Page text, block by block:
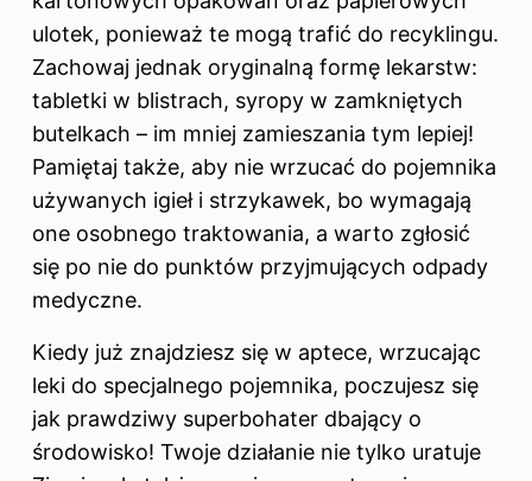
ulotek, ponieważ te mogą trafić do recyklingu.
Zachowaj jednak oryginalną formę lekarstw:
tabletki w blistrach, syropy w zamkniętych
butelkach – im mniej zamieszania tym lepiej!
Pamiętaj także, aby nie wrzucać do pojemnika
używanych igieł i strzykawek, bo wymagają
one osobnego traktowania, a warto zgłosić
się po nie do punktów przyjmujących odpady
medyczne.
Kiedy już znajdziesz się w aptece, wrzucając
leki do specjalnego pojemnika, poczujesz się
jak prawdziwy superbohater dbający o
środowisko! Twoje działanie nie tylko uratuje